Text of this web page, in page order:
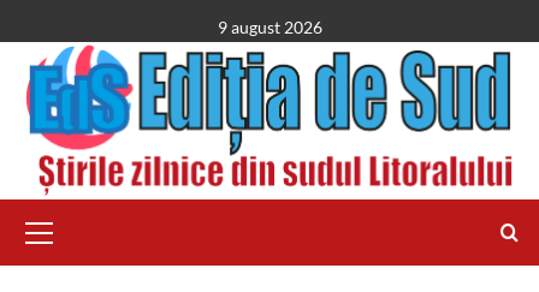
to
content
9 august 2026
Menu